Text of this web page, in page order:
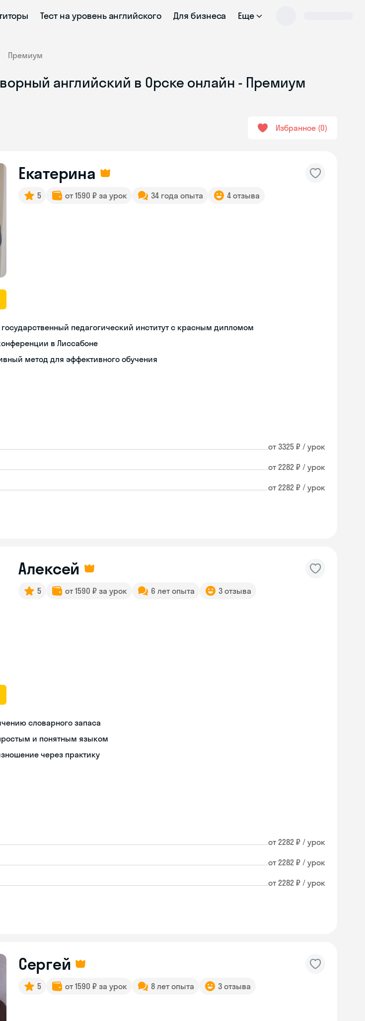
Тест на уровень английского Для бизнеса Еще
Премиум
английский в Орске онлайн - Премиум
Избранное 0
Екатерина
5 от 1590 ₽ за урок 34 года опыта 4 отзыва
педагогический институт с красным дипломом
в Лиссабоне
метод для эффективного обучения
от 3325 ₽ / урок
от 2282 ₽ / урок
от 2282 ₽ / урок
Алексей
5 от 1590 ₽ за урок 6 лет опыта 3 отзыва
словарного запаса
и понятным языком
через практику
от 2282 ₽ / урок
от 2282 ₽ / урок
от 2282 ₽ / урок
Сергей
5 от 1590 ₽ за урок 8 лет опыта 3 отзыва